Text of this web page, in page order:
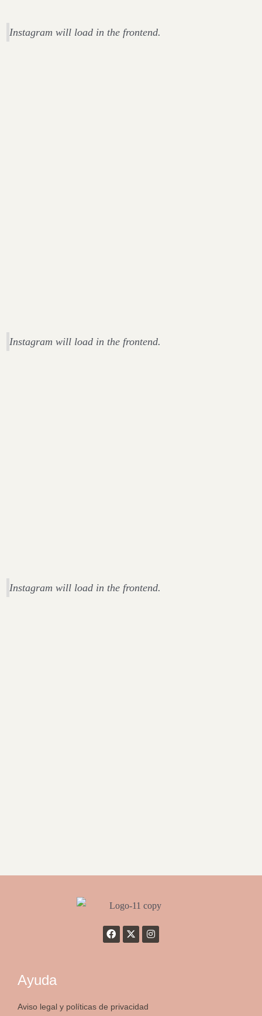
Instagram will load in the frontend.
Instagram will load in the frontend.
Instagram will load in the frontend.
Ayuda
Aviso legal y políticas de privacidad